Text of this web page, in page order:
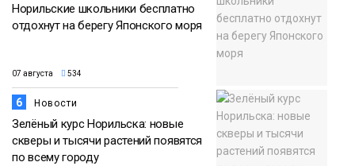
Норильские школьники бесплатно
отдохнут на берегу Японского моря
07 августа 534
6 Новости
Зелёный курс Норильска: новые
скверы и тысячи растений появятся
по всему городу